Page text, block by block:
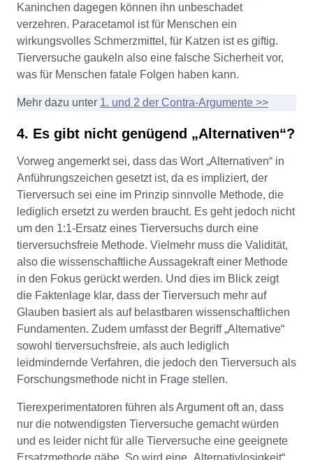
Kaninchen dagegen können ihn unbeschadet
verzehren. Paracetamol ist für Menschen ein
wirkungsvolles Schmerzmittel, für Katzen ist es giftig.
Tierversuche gaukeln also eine falsche Sicherheit vor,
was für Menschen fatale Folgen haben kann.
Mehr dazu unter 1. und 2 der Contra-Argumente >>
4. Es gibt nicht genügend „Alternativen“?
Vorweg angemerkt sei, dass das Wort „Alternativen“ in
Anführungszeichen gesetzt ist, da es impliziert, der
Tierversuch sei eine im Prinzip sinnvolle Methode, die
lediglich ersetzt zu werden braucht. Es geht jedoch nicht
um den 1:1-Ersatz eines Tierversuchs durch eine
tierversuchsfreie Methode. Vielmehr muss die Validität,
also die wissenschaftliche Aussagekraft einer Methode
in den Fokus gerückt werden. Und dies im Blick zeigt
die Faktenlage klar, dass der Tierversuch mehr auf
Glauben basiert als auf belastbaren wissenschaftlichen
Fundamenten. Zudem umfasst der Begriff „Alternative“
sowohl tierversuchsfreie, als auch lediglich
leidmindernde Verfahren, die jedoch den Tierversuch als
Forschungsmethode nicht in Frage stellen.
Tierexperimentatoren führen als Argument oft an, dass
nur die notwendigsten Tierversuche gemacht würden
und es leider nicht für alle Tierversuche eine geeignete
Ersatzmethode gäbe. So wird eine „Alternativlosigkeit“